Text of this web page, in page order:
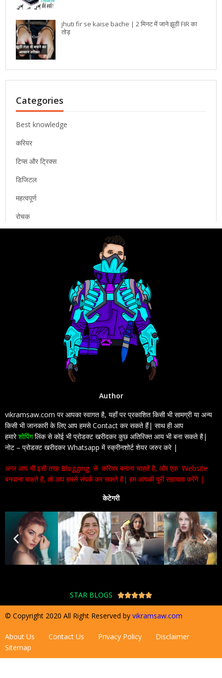
jhuti fir se kaise bache | 2 मिनट में जाने झूठी FIR का
तोड़
Categories
Best knowledge
करियर
टिप्स और ट्रिक्स
डिजिटल
महत्वपूर्ण
रोचक
Author
vikramsaw.com पर आपका स्वागत है, यहाँ पर प्रकाशित किसी भी सामग्री या अन्य
किसी भी जानकारी के लिए आप हमसे Contact कर सकते हैं| साथ ही आप
हमारेशोपिंगलिंक से कोई भी प्रोडक्ट खरीदकर कुछ अतिरिक्त आय भी बना सकते है|
नोट – प्रोडक्ट खरीदकर Whatsapp में स्क्रीनशोर्ट शेयर जरुर करे |
अगर आप भी इसी तरह Blogging से करियर बनाना चाहतें है, और एक Website
बनवाना चाहते है, तो आप हमसे संपर्क कर सकते है| हम आपकी पूरी सहायता करेंगे |
केटेगरी
STAR BLOGS 
© Copyright 2020 All Right Reserved by vikramsaw.com
About Us Contact Us Privacy Policy
Disclaimer
Sitemap